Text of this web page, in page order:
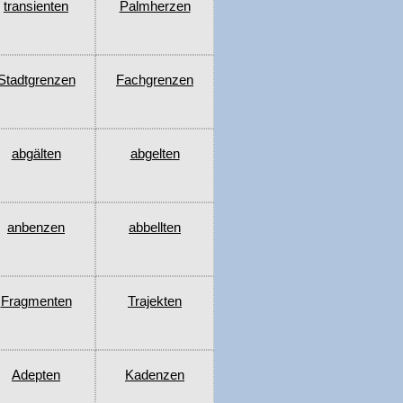
transienten Palmherzen
Fachgrenzen
abgälten abgelten
anbenzen abbellten
Fragmenten Trajekten
Adepten Kadenzen